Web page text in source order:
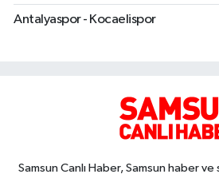
Antalyaspor - Kocaelispor
Samsun Canlı Haber, Samsun haber